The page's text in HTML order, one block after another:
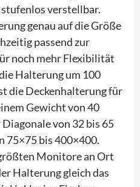
verstellbar.
genau auf die Größe
passend zur
noch mehr Flexibilität
Halterung um 100
die Deckenhalterung für
Gewicht von 40
von 32 bis 65
75×75 bis 400×400.
Monitore an Ort
Halterung gleich das